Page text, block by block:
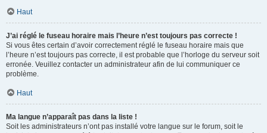
Haut
J’ai réglé le fuseau horaire mais l’heure n’est toujours pas correcte !
Si vous êtes certain d’avoir correctement réglé le fuseau horaire mais que
l’heure n’est toujours pas correcte, il est probable que l’horloge du serveur soit
erronée. Veuillez contacter un administrateur afin de lui communiquer ce
problème.
Haut
Ma langue n’apparaît pas dans la liste !
Soit les administrateurs n’ont pas installé votre langue sur le forum, soit le